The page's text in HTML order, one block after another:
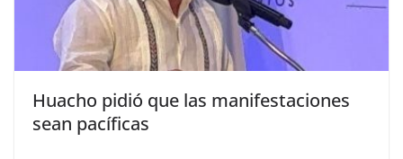
Huacho pidió que las manifestaciones
sean pacíficas